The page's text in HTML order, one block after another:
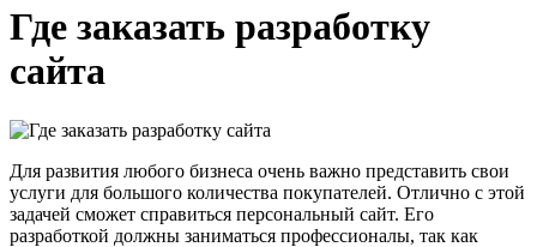
Где заказать разработку
сайта
Для развития любого бизнеса очень важно представить свои
услуги для большого количества покупателей. Отлично с этой
задачей сможет справиться персональный сайт. Его
разработкой должны заниматься профессионалы, так как